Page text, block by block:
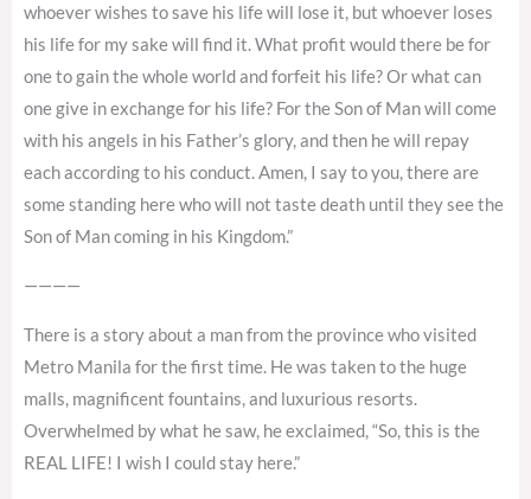
whoever wishes to save his life will lose it, but whoever loses
his life for my sake will find it. What profit would there be for
one to gain the whole world and forfeit his life? Or what can
one give in exchange for his life? For the Son of Man will come
with his angels in his Father’s glory, and then he will repay
each according to his conduct. Amen, I say to you, there are
some standing here who will not taste death until they see the
Son of Man coming in his Kingdom.”
————
There is a story about a man from the province who visited
Metro Manila for the first time. He was taken to the huge
malls, magnificent fountains, and luxurious resorts.
Overwhelmed by what he saw, he exclaimed, “So, this is the
REAL LIFE! I wish I could stay here.”